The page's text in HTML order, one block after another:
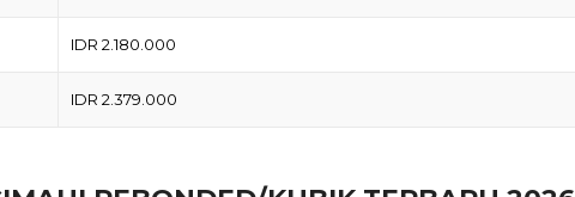
IDR 2.180.000
IDR 2.379.000